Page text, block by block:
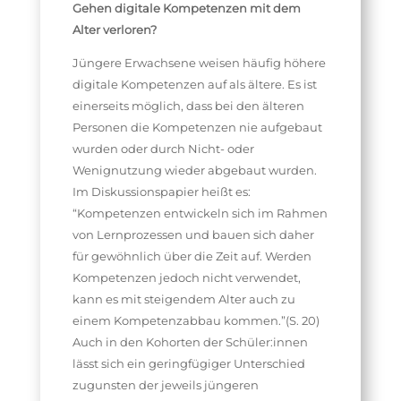
Gehen digitale Kompetenzen mit dem
Alter verloren?
Jüngere Erwachsene weisen häufig höhere
digitale Kompetenzen auf als ältere. Es ist
einerseits möglich, dass bei den älteren
Personen die Kompetenzen nie aufgebaut
wurden oder durch Nicht- oder
Wenignutzung wieder abgebaut wurden.
Im Diskussionspapier heißt es:
“Kompetenzen entwickeln sich im Rahmen
von Lernprozessen und bauen sich daher
für gewöhnlich über die Zeit auf. Werden
Kompetenzen jedoch nicht verwendet,
kann es mit steigendem Alter auch zu
einem Kompetenzabbau kommen.”(S. 20)
Auch in den Kohorten der Schüler:innen
lässt sich ein geringfügiger Unterschied
zugunsten der jeweils jüngeren